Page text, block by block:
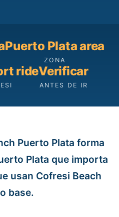
Puerto Plata area
ZONA
rideVerificar
ANTES DE IR
Puerto Plata forma
Plata que importa
usan Cofresi Beach
base.